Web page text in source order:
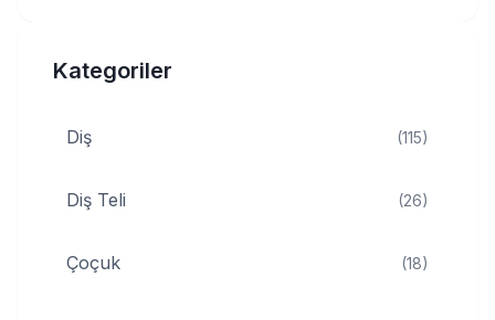
Kategoriler
Diş (115)
Diş Teli (26)
Çoçuk (18)